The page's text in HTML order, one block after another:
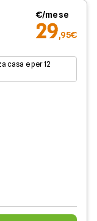
€/mese
29,95€
casa e per 12